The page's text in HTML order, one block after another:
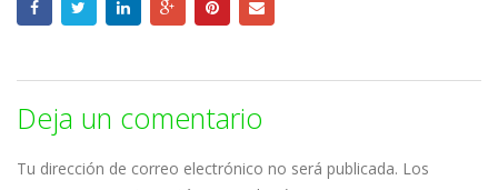
Deja un comentario
Tu dirección de correo electrónico no será publicada. Los